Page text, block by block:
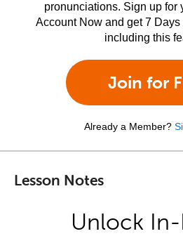
pronunciations. Sign up for
Account Now and get 7
including this
Join for
Already a Member?
Lesson Notes
Unlock